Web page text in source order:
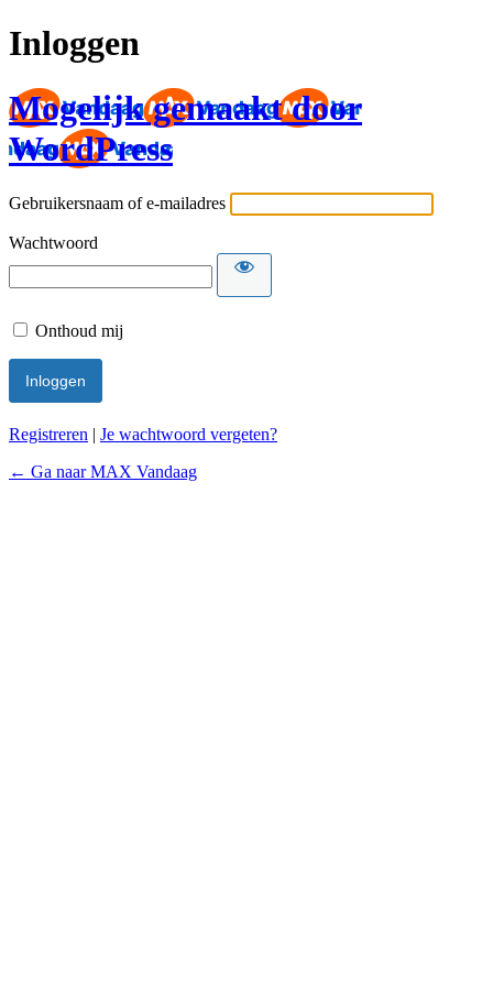
Inloggen
Mogelijk gemaakt door
WordPress
Gebruikersnaam of e-mailadres
Wachtwoord
Onthoud mij
Registreren | Je wachtwoord vergeten?
← Ga naar MAX Vandaag